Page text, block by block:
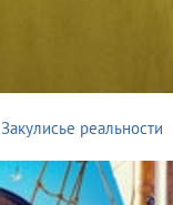
Закулисье реальности